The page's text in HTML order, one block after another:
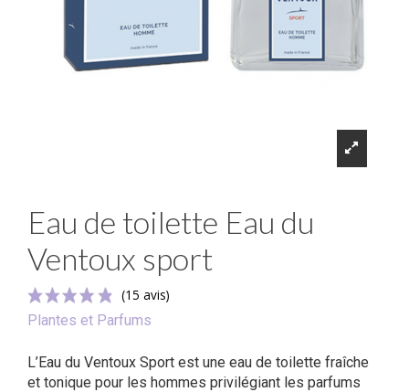
Eau de toilette Eau du
Ventoux sport
Plantes et Parfums
L’Eau du Ventoux Sport est une eau de toilette fraîche
et tonique pour les hommes privilégiant les parfums